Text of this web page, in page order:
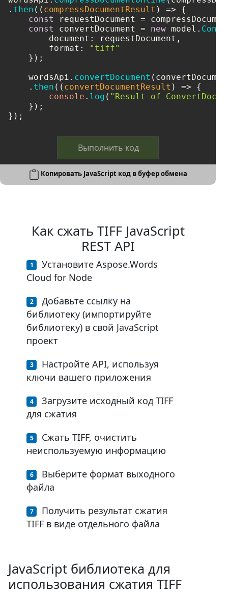
. then ( ( compressDocumentResult ) => {
const
requestDocument =
const
convertDocument = new model.
document : requestDocument,
format :
"tiff"
    });
    wordsApi.
convertDocument
    .
then ( ( convertDocumentResult ) => {
console . log ( "Result of
    });
});
Выполнить код
Копировать JavaScript код в буфер обмена
Как сжать TIFF JavaScript
REST API
Установите Aspose.Words
Cloud for Node
Добавьте ссылку на
библиотеку (импортируйте
библиотеку) в свой JavaScript
проект
Настройте API, используя
ключи вашего приложения
Загрузите исходный код TIFF
для сжатия
Сжать TIFF, очистить
неиспользуемую информацию
Выберите формат выходного
файла
Получить результат сжатия
TIFF в виде отдельного файла
JavaScript библиотека для
использования сжатия TIFF